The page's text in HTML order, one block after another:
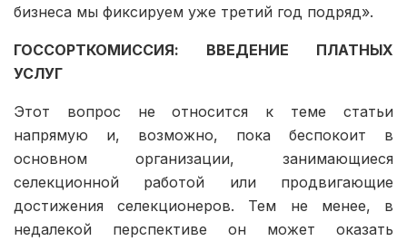
бизнеса мы фиксируем уже третий год подряд».
ГОССОРТКОМИССИЯ: ВВЕДЕНИЕ ПЛАТНЫХ
УСЛУГ
Этот вопрос не относится к теме статьи
напрямую и, возможно, пока беспокоит в
основном организации, занимающиеся
селекционной работой или продвигающие
достижения селекционеров. Тем не менее, в
недалекой перспективе он может оказать